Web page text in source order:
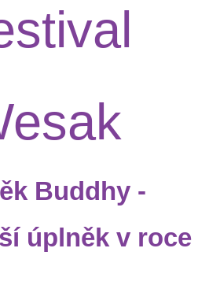
Buddhy -
úplněk v roce